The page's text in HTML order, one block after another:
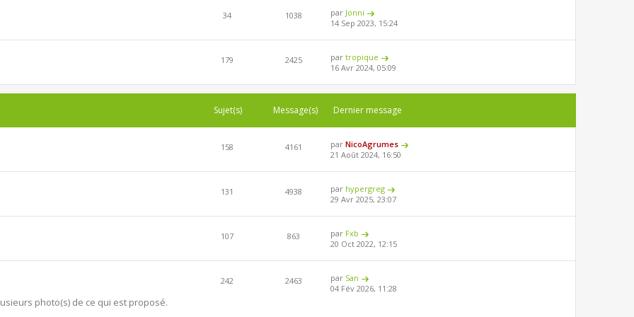
34 1038 par Jonni
14 Sep 2023, 15:24
179 2425 partropique
16 Avr 2024, 05:09
Sujet(s) Message(s) Dernier message
158 4161 parNicoAgrumes
21 Août 2024, 16:50
131 4938 par hypergreg
29 Avr 2025, 23:07
107 863 par Fxb
20 Oct 2022, 12:15
photo(s) de ce qui est proposé.
242 2463 par San
04 Fév 2026, 11:28